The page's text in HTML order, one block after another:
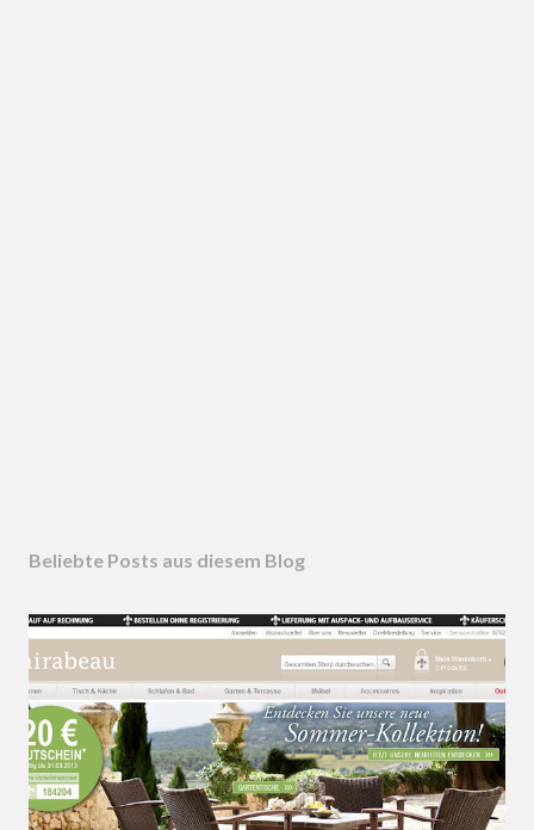
Beliebte Posts aus diesem Blog